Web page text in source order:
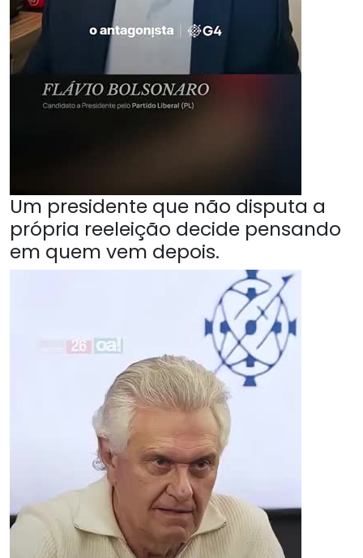
Um presidente que não disputa a
própria reeleição decide pensando
em quem vem depois.